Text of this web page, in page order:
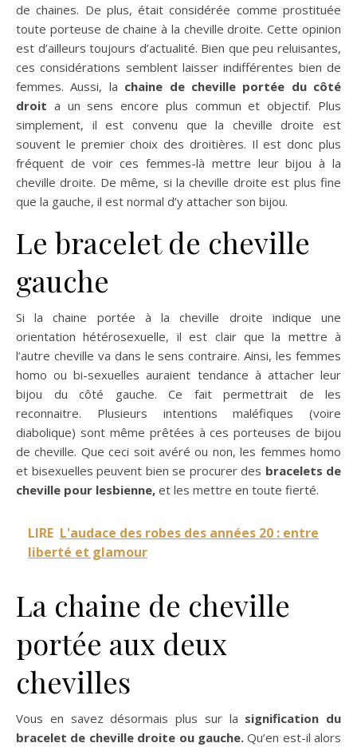
de chaines. De plus, était considérée comme prostituée
toute porteuse de chaine à la cheville droite. Cette opinion
est d’ailleurs toujours d’actualité. Bien que peu reluisantes,
ces considérations semblent laisser indifférentes bien de
femmes. Aussi, la chaine de cheville portée du côté
droit a un sens encore plus commun et objectif. Plus
simplement, il est convenu que la cheville droite est
souvent le premier choix des droitières. Il est donc plus
fréquent de voir ces femmes-là mettre leur bijou à la
cheville droite. De même, si la cheville droite est plus fine
que la gauche, il est normal d’y attacher son bijou.
Le bracelet de cheville
gauche
Si la chaine portée à la cheville droite indique une
orientation hétérosexuelle, il est clair que la mettre à
l’autre cheville va dans le sens contraire. Ainsi, les femmes
homo ou bi-sexuelles auraient tendance à attacher leur
bijou du côté gauche. Ce fait permettrait de les
reconnaitre. Plusieurs intentions maléfiques (voire
diabolique) sont même prêtées à ces porteuses de bijou
de cheville. Que ceci soit avéré ou non, les femmes homo
et bisexuelles peuvent bien se procurer des bracelets de
cheville pour lesbienne, et les mettre en toute fierté.
LIRE L'audace des robes des années 20 : entre
liberté et glamour
La chaine de cheville
portée aux deux
chevilles
Vous en savez désormais plus sur la signification du
bracelet de cheville droite ou gauche.Qu’en est-il alors